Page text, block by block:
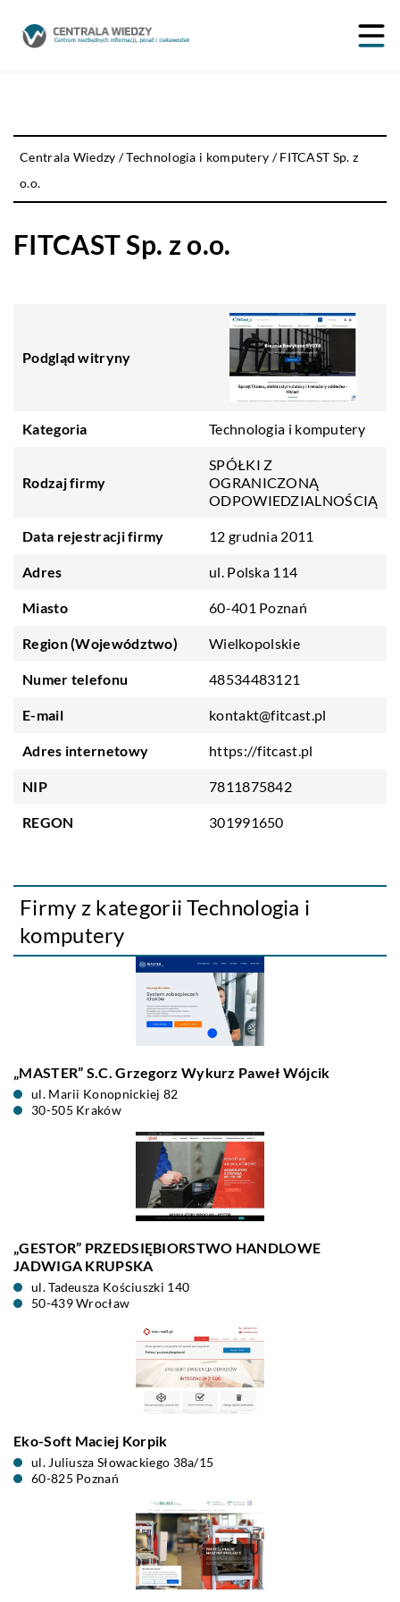
Centrala Wiedzy /Technologia i komputery /FITCAST Sp. z
o.o.
FITCAST Sp. z o.o.
Podgląd witryny
Kategoria Technologia i komputery
Rodzaj firmy
SPÓŁKI Z
OGRANICZONĄ
ODPOWIEDZIALNOŚCIĄ
Data rejestracji firmy 12 grudnia 2011
Adres ul. Polska 114
Miasto 60-401 Poznań
Region (Województwo) Wielkopolskie
Numer telefonu 48534483121
E-mail kontakt@fitcast.pl
Adres internetowy https://fitcast.pl
NIP 7811875842
REGON 301991650
Firmy z kategorii Technologia i
komputery
„MASTER” S.C. Grzegorz Wykurz Paweł Wójcik
ul. Marii Konopnickiej 82
30-505 Kraków
„GESTOR” PRZEDSIĘBIORSTWO HANDLOWE
JADWIGA KRUPSKA
ul. Tadeusza Kościuszki 140
50-439 Wrocław
Eko-Soft Maciej Korpik
ul. Juliusza Słowackiego 38a/15
60-825 Poznań